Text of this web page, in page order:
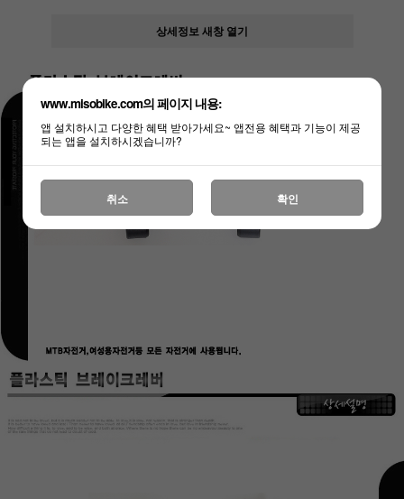
상세정보 새창 열기
www.misobike.com의 페이지 내용:
앱 설치하시고 다양한 혜택 받아가세요~ 앱전용 혜택과 기능이 제공
되는 앱을 설치하시겠습니까?
취소 확인